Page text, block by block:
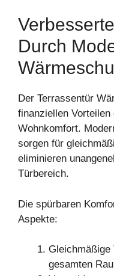
Durch
Der Terrassentür
finanziellen
Wohnkomfort.
sorgen für
eliminieren
Türbereich.
Die spürbaren
Aspekte:
Gleichmäßige
gesamten